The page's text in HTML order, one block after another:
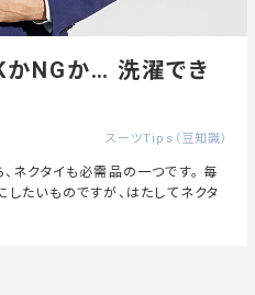
かNGか… 洗濯でき
スーツTips（豆知識）
ネクタイも必需品の一つです。 毎
たいものですが、はたしてネクタ